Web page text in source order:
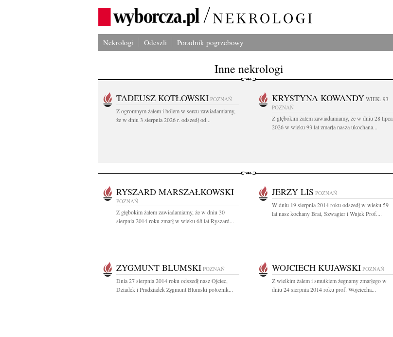
Nekrologi Odeszli Poradnik pogrzebowy
Inne nekrologi
TADEUSZ KOTŁOWSKI POZNAŃ
Z ogromnym żalem i bólem w sercu zawiadamiamy,
że w dniu 3 sierpnia 2026 r. odszedł od...
KRYSTYNA KOWANDY WIEK: 93
POZNAŃ
Z głębokim żalem zawiadamiamy, że w dniu 28 lipca
2026 w wieku 93 lat zmarła nasza ukochana...
RYSZARD MARSZAŁKOWSKI
POZNAŃ
Z głębokim żalem zawiadamiamy, że w dniu 30
sierpnia 2014 roku zmarł w wieku 68 lat Ryszard...
JERZY LIS POZNAŃ
W dniu 19 sierpnia 2014 roku odszedł w wieku 59
lat nasz kochany Brat, Szwagier i Wujek Prof....
ZYGMUNT BLUMSKI POZNAŃ
Dnia 27 sierpnia 2014 roku odszedł nasz Ojciec,
Dziadek i Pradziadek Zygmunt Blumski położnik...
WOJCIECH KUJAWSKI POZNAŃ
Z wielkim żalem i smutkiem żegnamy zmarłego w
dniu 24 sierpnia 2014 roku prof. Wojciecha...